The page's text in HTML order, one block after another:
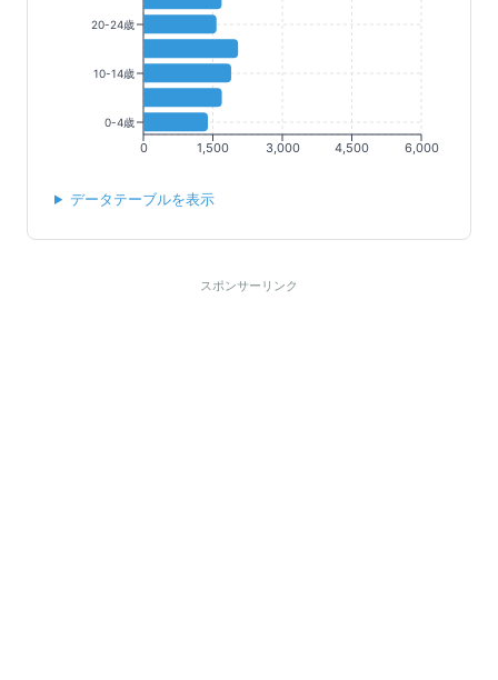
0 1,500 3,000 4,500 6,000
20-24歳
10-14歳
0-4歳
データテーブルを表示
スポンサーリンク